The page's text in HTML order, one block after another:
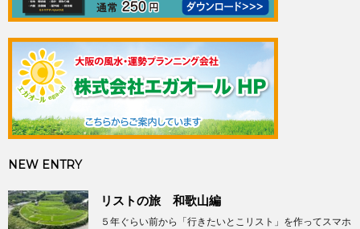
NEW ENTRY
リストの旅 和歌山編
５年ぐらい前から「行きたいとこリスト」を作ってスマホ